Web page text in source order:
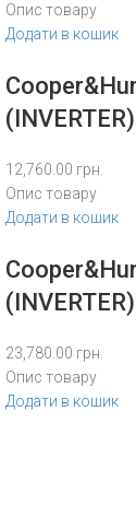
Опис товару
Додати в кошик
12,760.00 грн.
Опис товару
Додати в кошик
23,780.00 грн.
Опис товару
Додати в кошик